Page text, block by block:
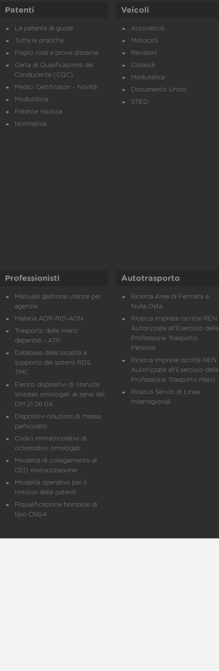
Patenti
La patente di guida
Tutte le pratiche
Foglio rosa e prove d’esame
Carta di Qualificazione del
Conducente (CQC)
Medici Certificatori - Novità
Modulistica
Patente nautica
Normativa
Veicoli
Autoveicoli
Motocicli
Revisioni
Collaudi
Modulistica
Documento Unico
STED
Professionisti
Manuale gestione utenze per
agenzie
Materia ADR-RID-ADN
Trasporto delle merci
deperibili - ATP
Database delle località a
supporto dei sistemi RDS
TMC
Elenco dispositivi di ritenuta
stradale omologati ai sensi del
DM 21.06.04
Dispositivi riduzioni di massa
particolato
Codici immatricolativi di
ciclomotori omologati
Modalità di collegamento al
CED motorizzazione
Modalità operative per il
rinnovo delle patenti
Riqualificazione bombole di
tipo CNG4
Autotrasporto
Ricerca Aree di Fermata e
Nulla Osta
Ricerca Imprese Iscritte REN
Autorizzate all'Esercizio della
Professione Trasporto
Persone
Ricerca Imprese iscritte REN
Autorizzate all'Esercizio della
Professione Trasporto Merci
Ricerca Servizi di Linea
Interregionali